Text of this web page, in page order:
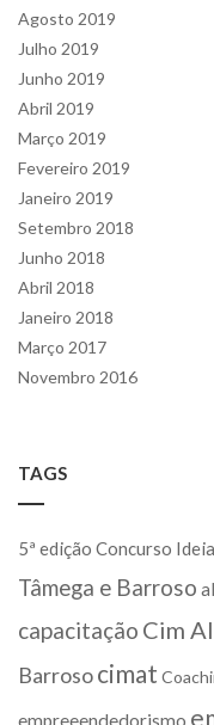
Agosto 2019
Julho 2019
Junho 2019
Abril 2019
Março 2019
Fevereiro 2019
Janeiro 2019
Setembro 2018
Junho 2018
Abril 2018
Janeiro 2018
Março 2017
Novembro 2016
TAGS
5ª edição Concurso
Tâmega e Barroso
capacitação Cim
Barrosocimat
empreeendedorismo